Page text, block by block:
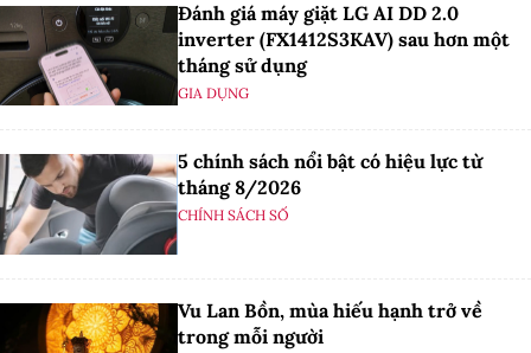
Đánh giá máy giặt LG AI DD 2.0
inverter (FX1412S3KAV) sau hơn một
tháng sử dụng
GIA DỤNG
5 chính sách nổi bật có hiệu lực từ
tháng 8/2026
CHÍNH SÁCH SỐ
Vu Lan Bồn, mùa hiếu hạnh trở về
trong mỗi người